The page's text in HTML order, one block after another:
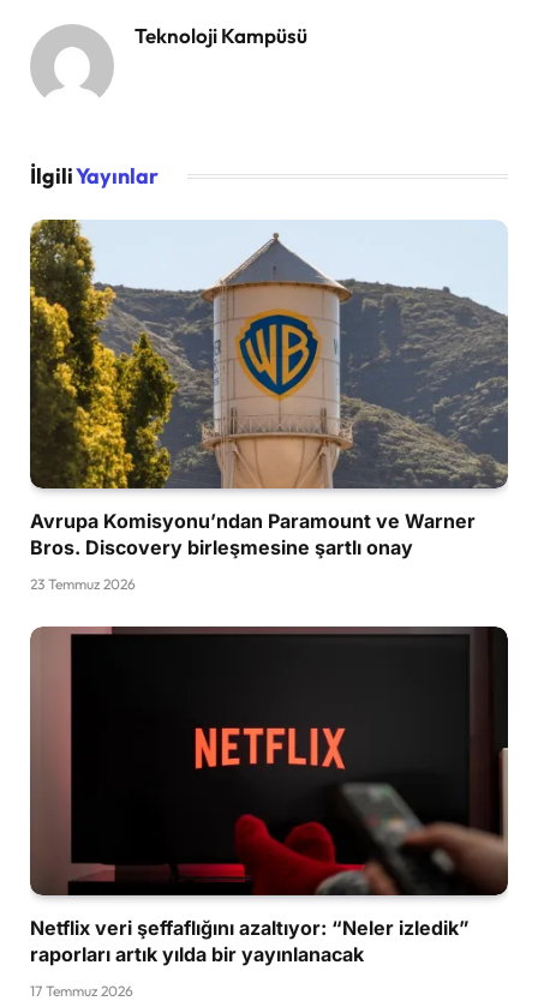
Teknoloji Kampüsü
İlgiliYayınlar
Avrupa Komisyonu’ndan Paramount ve Warner
Bros. Discovery birleşmesine şartlı onay
23 Temmuz 2026
Netflix veri şeffaflığını azaltıyor: “Neler izledik”
raporları artık yılda bir yayınlanacak
17 Temmuz 2026